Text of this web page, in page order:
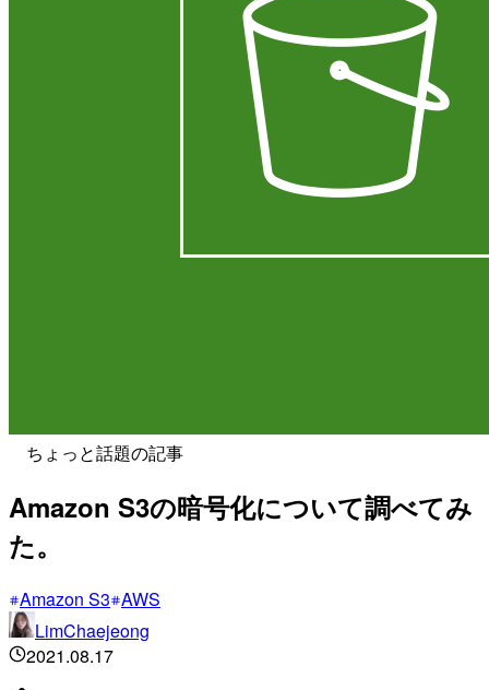
ちょっと話題の記事
Amazon S3の暗号化について調べてみ
た。
Amazon S3 AWS
LimChaejeong
2021.08.17